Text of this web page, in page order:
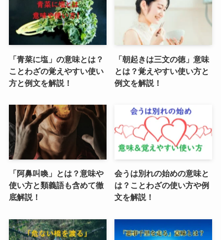
「青菜に塩」の意味とは？
ことわざの覚えやすい使い
方と例文を解説！
「朝起きは三文の徳」意味
とは？覚えやすい使い方と
例文を解説！
「阿鼻叫喚」とは？意味や
使い方と類義語も含めて徹
底解説！
会うは別れの始めの意味と
は？ことわざの使い方や例
文を解説！